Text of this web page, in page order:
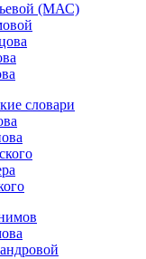
(МАС)
словари